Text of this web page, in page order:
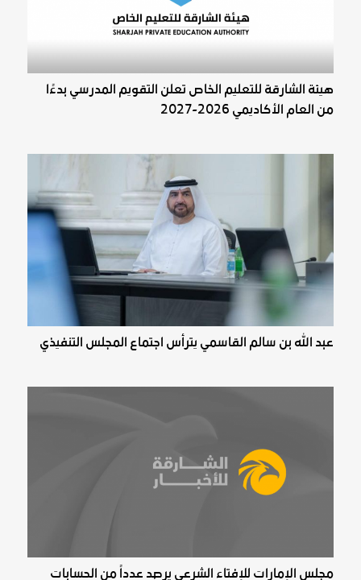
هيئة الشارقة للتعليم الخاص تعلن التقويم المدرسي بدءًا
من العام الأكاديمي 2026-2027
عبد الله بن سالم القاسمي يترأس اجتماع المجلس التنفيذي
مجلس الإمارات للإفتاء الشرعي يرصد عدداً من الحسابات